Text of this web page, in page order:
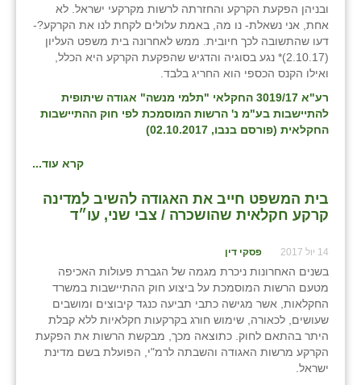
ובניהן הפקעת הקרקע והחזרתה לרשות מקרקעי ישראל. לא
אחת, אני נשאלת- נו מה, באמת עלולים לקחת לנו את הקרקע?-
דעו שהתשובה לכך חיובית. ממש לאחרונה בית משפט העליון
(2.10.17)* נגע בסוגיה והדגיש שהפקעת הקרקע היא הכלל,
ואילו הקנס הכספי הוא החריג בלבד.
רע"א 3019/17 החקלאי "תלמי מנשה" אגודה שיתופית
להתיישבות בע"מ נ' הרשות המוסמכת לפי חוק ההתיישבות
החקלאית (פורסם בנבו, 02.10.2017)
קרא עוד...
בית המשפט חייב את האגודה להשיב למדינה
קרקע חקלאית שהושכרה / צבי שני, עו״ד
14 יול 2017 פסקי דין
בשנים האחרונות ניכרת מגמה של הגברת פעולות האכיפה
מטעם הרשות המוסמכת על ביצוע חוק ההתיישבות במשרד
החקלאות, אשר מגישה כתבי תביעה כנגד קיבוצים ומושבים
שעושים, לכאורה, שימוש חורג בקרקעות חקלאיות ללא קבלת
היתר בהתאם לחוק. כתוצאה מכך, מבקשת הרשות את הפקעת
הקרקע מרשות האגודה והשבתה לרמ"י, הפועלת בשם מדינת
ישראל.